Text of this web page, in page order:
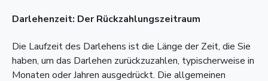
Darlehenzeit: Der Rückzahlungszeitraum
Die Laufzeit des Darlehens ist die Länge der Zeit, die Sie
haben, um das Darlehen zurückzuzahlen, typischerweise in
Monaten oder Jahren ausgedrückt. Die allgemeinen